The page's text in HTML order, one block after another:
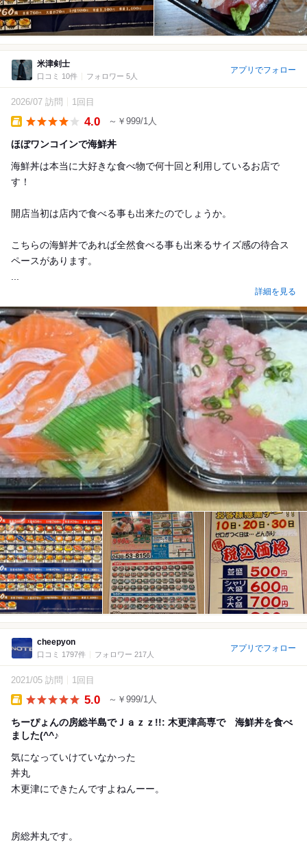
米津剣士
口コミ 10件 フォロワー 5人
アプリでフォロー
2026/07 訪問 1回目
4.0 ～￥999/1人
ほぼワンコインで海鮮丼
海鮮丼は本当に大好きな食べ物で何十回と利用しているお店で
す！
開店当初は店内で食べる事も出来たのでしょうか。
こちらの海鮮丼であれば全然食べる事も出来るサイズ感の待合ス
ペースがあります。
詳細を見る
cheepyon
口コミ 1797件 フォロワー 217人
アプリでフォロー
2021/05 訪問 1回目
5.0 ～￥999/1人
ちーぴょんの房総半島でＪａｚｚ!!: 木更津高専で 海鮮丼を食べ
ました(^^♪
気になっていけていなかった
丼丸
木更津にできたんですよねんーー。
房総丼丸です。